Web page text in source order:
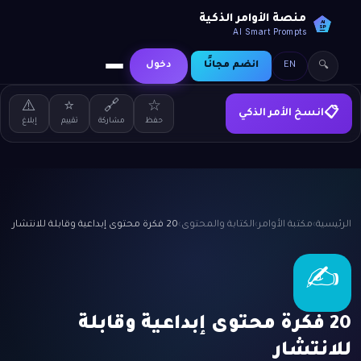
AI
SP
منصة الأوامر الذكية
AI Smart Prompts
🔍
EN انضم مجانًا دخول
📋انسخ الأمر الذكي ☆
حفظ
🔗
مشاركة
⭐
تقييم
⚠️
إبلاغ
الرئيسية›مكتبة الأوامر›الكتابة والمحتوى›20 فكرة محتوى إبداعية وقابلة للانتشار
✍️
20 فكرة محتوى إبداعية وقابلة
للانتشار